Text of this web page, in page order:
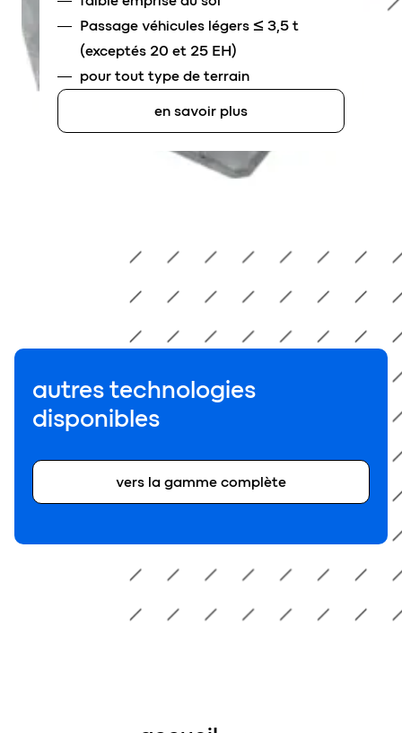
Passage véhicules légers ≤ 3,5 t
(exceptés 20 et 25 EH)
pour tout type de terrain
en savoir plus
autres technologies
disponibles
vers la gamme complète